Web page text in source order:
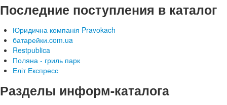
Последние поступления в каталог
Юридична компанія Pravokach
батарейки.com.ua
Restpublica
Поляна - гриль парк
Еліт Експресс
Разделы информ-каталога